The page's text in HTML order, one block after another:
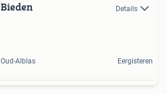
Bieden Details
Oud-Alblas Eergisteren